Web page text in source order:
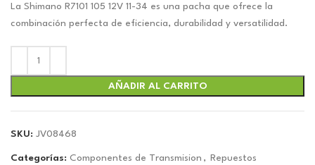
original
era:
actual
es:
La Shimano R7101 105 12V 11-34 es una pacha que ofrece la
combinación perfecta de eficiencia, durabilidad y versatilidad.
AÑADIR AL CARRITO
SKU: JV08468
Categorías: Componentes de Transmision , Repuestos